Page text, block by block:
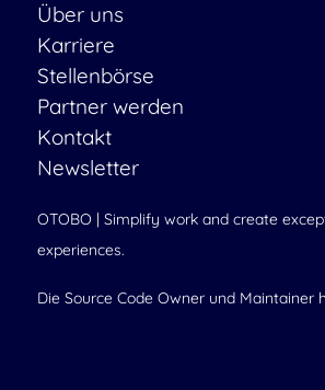
Über uns
Karriere
Stellenbörse
Partner werden
Kontakt
Newsletter
OTOBO | Simplify work and create
experiences.
Die Source Code Owner und Maintainer